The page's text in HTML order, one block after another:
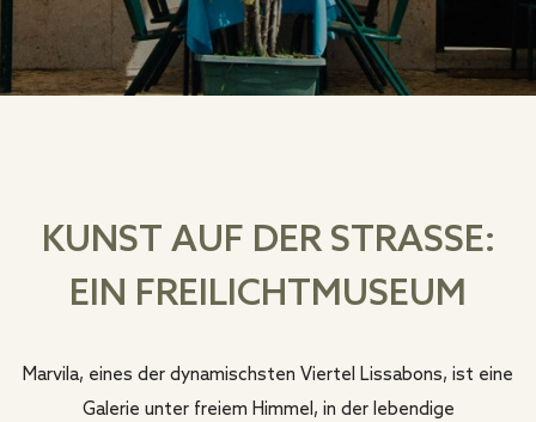
KUNST AUF DER STRASSE: E
IN FREILICHTMUSEUM
Marvila, eines der dynamischsten Viertel Lissabons, ist eine
Galerie unter freiem Himmel, in der lebendige